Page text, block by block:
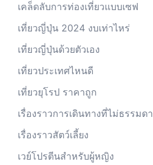
เคล็ดลับการท่องเที่ยวแบบเซฟ
เที่ยวญี่ปุ่น 2024 งบเท่าไหร่
เที่ยวญี่ปุ่นด้วยตัวเอง
เที่ยวประเทศไหนดี
เที่ยวยุโรป ราคาถูก
เรื่องราวการเดินทางที่ไม่ธรรมดา
เรื่องราวสัตว์เลี้ยง
เวย์โปรตีนสำหรับผู้หญิง